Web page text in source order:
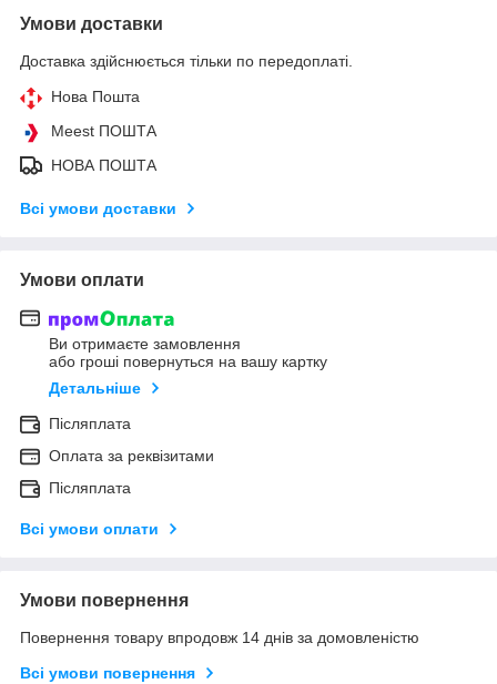
Умови доставки
Доставка здійснюється тільки по передоплаті.
Нова Пошта
Meest ПОШТА
НОВА ПОШТА
Всі умови доставки
Умови оплати
Ви отримаєте замовлення
або гроші повернуться на вашу картку
Детальніше
Післяплата
Оплата за реквізитами
Післяплата
Всі умови оплати
Умови повернення
Повернення товару впродовж 14 днів за домовленістю
Всі умови повернення